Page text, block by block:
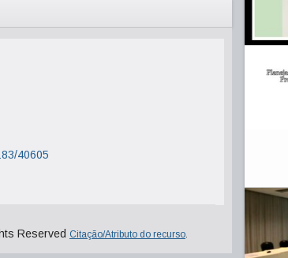
40605
Reserved Citação/Atributo do recurso.